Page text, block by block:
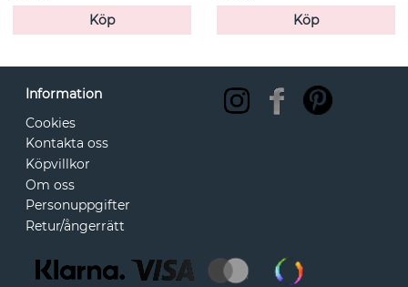
Köp
Köp
Information
Cookies
Kontakta oss
Köpvillkor
Om oss
Personuppgifter
Retur/ångerrätt